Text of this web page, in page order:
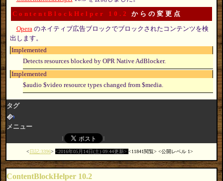
ContentBlockHelper 10.2 からの変更点
Operaのネイティブ広告ブロックでブロックされたコンテンツを検
出します。
Implemented
Detects resources blocked by OPR Native AdBlocker.
Implemented
$audio $video resource types changed from $media.
タグ
メニュー
日記:3396 2016年05月14日(土) 09:44更新 11841閲覧 公開レベル 1
ContentBlockHelper 10.2